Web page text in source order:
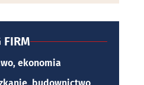
FIRM
ekonomia